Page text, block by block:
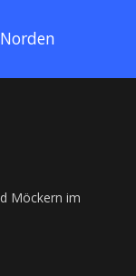
Möckern im